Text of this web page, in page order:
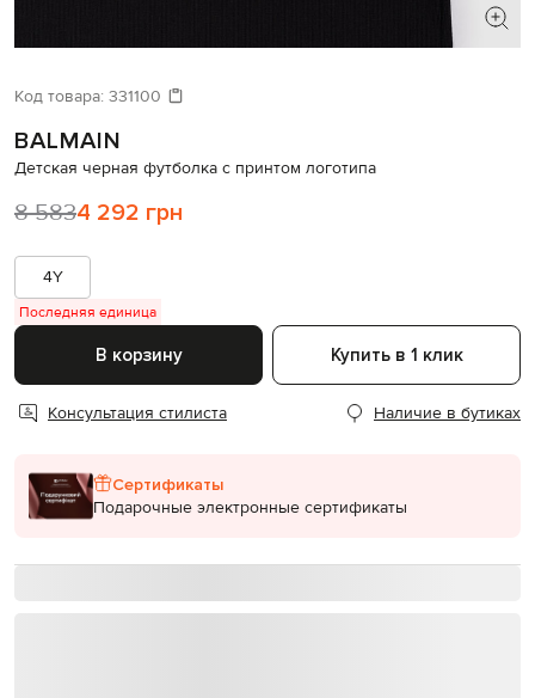
Код товара: 331100
BALMAIN
Детская черная футболка с принтом логотипа
8 5834 292 грн
4Y
Последняя единица
В корзину Купить в 1 клик
Консультация стилиста Наличие в бутиках
Сертификаты
Подарочные электронные сертификаты